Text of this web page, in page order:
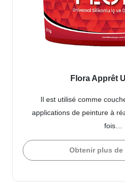
Flora Apprêt
Il est utilisé comme
applications de peinture à
fois…
Obtenir plus de